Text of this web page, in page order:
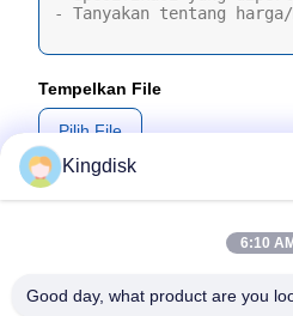
Tempelkan File
Pilih File
Anda dapat mengunggah hingga 5 file
maksimal 10MB
Kirim
Kingdisk
6:10 AM
Good day, what product are you